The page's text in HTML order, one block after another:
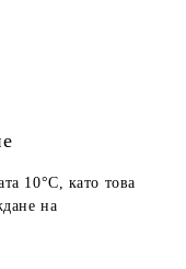
10°C, като това
на